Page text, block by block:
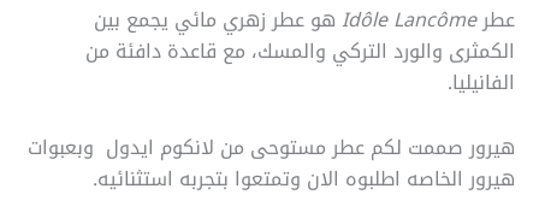
عطرIdôle Lancômeهو عطر زهري مائي يجمع بين
الكمثرى والورد التركي والمسك، مع قاعدة دافئة من
الفانيليا.
هيرور صممت لكم عطر مستوحى من لانكوم ايدول وبعبوات
هيرور الخاصه اطلبوه الان وتمتعوا بتجربه استثنائيه.